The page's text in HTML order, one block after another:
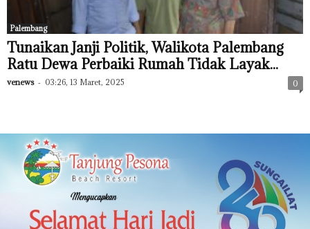
Palembang
Tunaikan Janji Politik, Walikota Palembang
Ratu Dewa Perbaiki Rumah Tidak Layak...
venews - 03:26, 13 Maret, 2025 0